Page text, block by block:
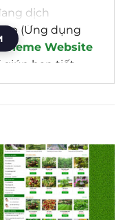
dịch
(Ứng dụng
theme Website
giúp bạn tiết
triển App
hiệu quả
giao diện
chiến lược kinh